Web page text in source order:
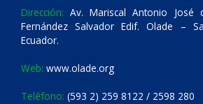
Dirección: Av. Mariscal Antonio José
Fernández Salvador Edif. Olade –
Ecuador.
Web: www.olade.org
Teléfono: (593 2) 259 8122 / 2598 280